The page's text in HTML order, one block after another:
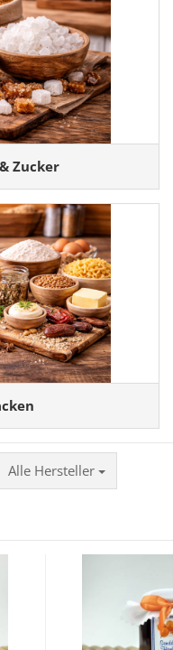
Zucker
Alle Hersteller